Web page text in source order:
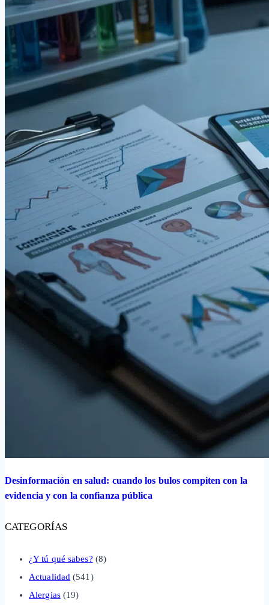
Desinformación en salud: cuando los bulos compiten con la
evidencia y con la confianza pública
CATEGORÍAS
¿Y tú qué sabes? (8)
Actualidad (541)
Alergias(19)